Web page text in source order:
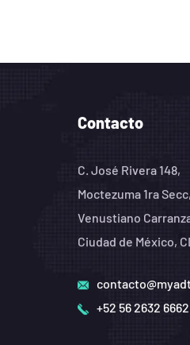
Contacto
C. José Rivera 148,
Moctezuma 1ra Secc,
Venustiano
Ciudad de México,
+52 56 2632 6662